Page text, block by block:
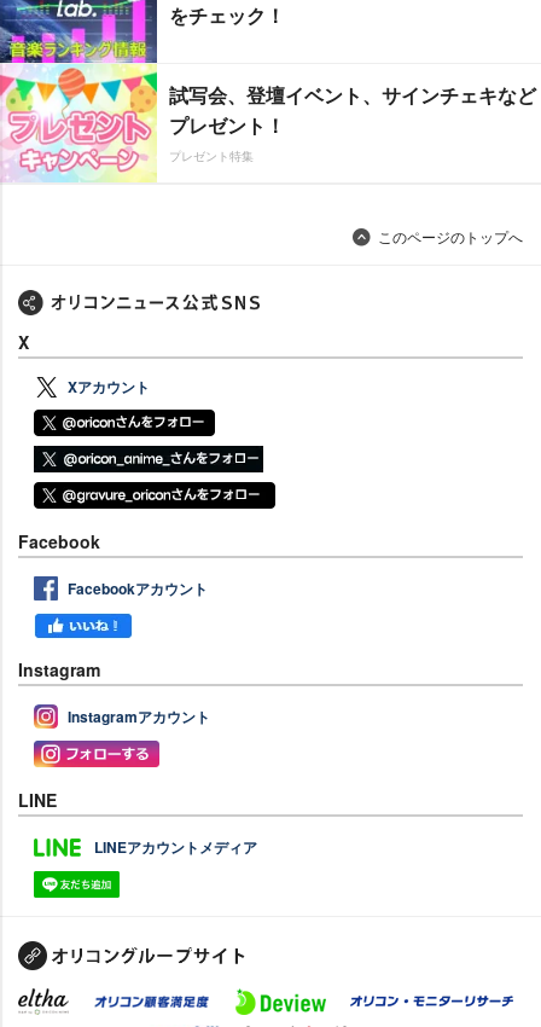
をチェック！
試写会、登壇イベント、サインチェキなど
プレゼント！
プレゼント特集
このページのトップへ
X
Xアカウント
Facebook
Facebookアカウント
Instagram
Instagramアカウント
LINE
LINEアカウントメディア